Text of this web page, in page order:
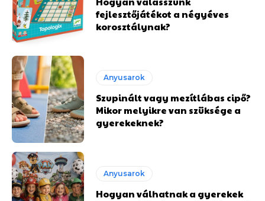
fejlesztőjátékot a négyéves
korosztálynak?
Anyusarok
Szupinált vagy mezítlábas cipő?
Mikor melyikre van szüksége a
gyerekeknek?
Anyusarok
Hogyan válhatnak a gyerekek